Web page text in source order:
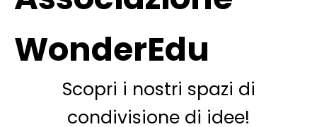
WonderEdu
Scopri i nostri spazi di
condivisione di idee!